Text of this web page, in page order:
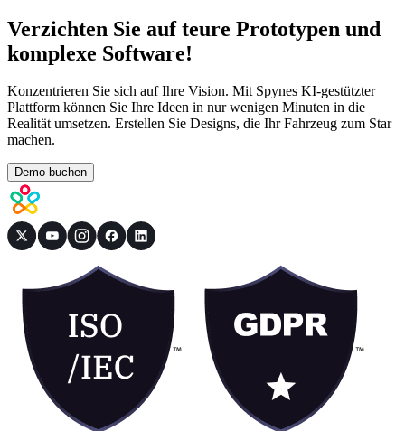
Verzichten Sie auf teure Prototypen und
komplexe Software!
Konzentrieren Sie sich auf Ihre Vision. Mit Spynes KI-gestützter
Plattform können Sie Ihre Ideen in nur wenigen Minuten in die
Realität umsetzen. Erstellen Sie Designs, die Ihr Fahrzeug zum Star
machen.
Demo buchen